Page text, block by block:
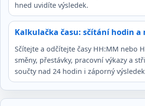
hned uvidíte výsledek.
Kalkulačka času: sčítání hodin
Sčítejte a odčítejte časy HH:MM nebo
směny, přestávky, pracovní výkazy a
součty nad 24 hodin i záporný